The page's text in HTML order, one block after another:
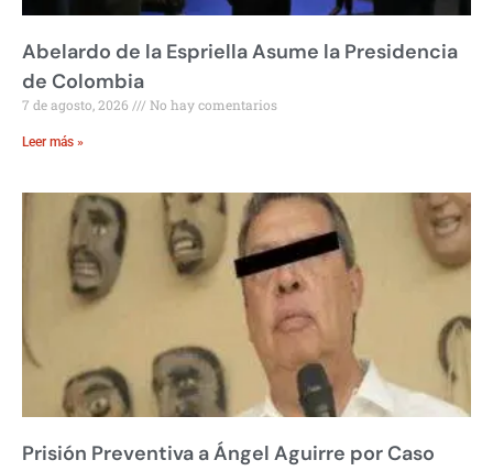
Abelardo de la Espriella Asume la Presidencia
de Colombia
7 de agosto, 2026 No hay comentarios
Leer más »
Prisión Preventiva a Ángel Aguirre por Caso